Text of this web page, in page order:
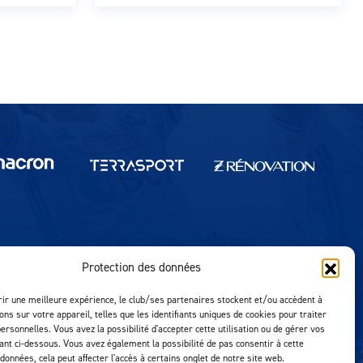
Protection des données
une meilleure expérience, le club/ses partenaires stockent et/ou accèdent à
sur votre appareil, telles que les identifiants uniques de cookies pour traiter
Vous avez la possibilité d'accepter cette utilisation ou de gérer vos
ci-dessous. Vous avez également la possibilité de pas consentir à cette
cela peut affecter l'accès à certains onglet de notre site web.